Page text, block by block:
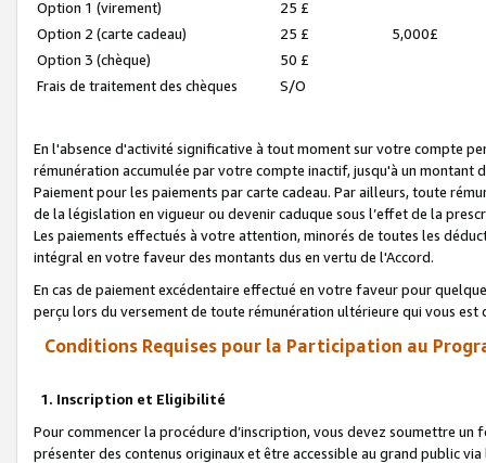
Option 1 (virement)
25 £
Option 2 (carte cadeau)
25 £
5,000£
Option 3 (chèque)
50 £
Frais de traitement des chèques
S/O
En l'absence d'activité significative à tout moment sur votre compte
rémunération accumulée par votre compte inactif, jusqu'à un montant
Paiement pour les paiements par carte cadeau. Par ailleurs, toute
de la législation en vigueur ou devenir caduque sous l’effet de la
Les paiements effectués à votre attention, minorés de toutes les
intégral en votre faveur des montants dus en vertu de l'Accord.
En cas de paiement excédentaire effectué en votre faveur pour
perçu lors du versement de toute rémunération ultérieure qui vous est
Conditions Requises pour la Participation au
1. Inscription et Eligibilité
Pour commencer la procédure d’inscription, vous devez soumettre
présenter des contenus originaux et être accessible au grand public